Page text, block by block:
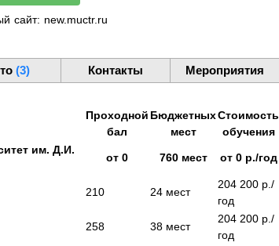
сайт: new.muctr.ru
(3) Контакты Мероприятия
Проходной
бал
Бюджетных
мест
Стоимость
обучения
им. Д.И.
от 0 760 мест от0 р./год
210 24 мест
204 200 р./
год
258 38 мест
204 200 р./
год